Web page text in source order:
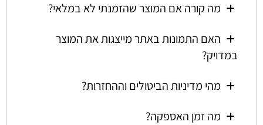
מה קורה אם המוצר שהזמנתי לא במלאי?
האם התמונות באתר מייצגות את המוצר
במדויק?
מהי מדיניות הביטולים וההחזרות?
מה זמן האספקה?